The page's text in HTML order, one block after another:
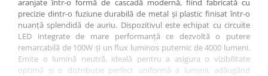
aranjate într-o formă de cascadă modernă, fiind fabricată cu
precizie dintr-o fuziune durabilă de metal și plastic finisat într-o
nuanță splendidă de auriu. Dispozitivul este echipat cu circuite
LED integrate de mare performanță ce dezvoltă o putere
remarcabilă de 100W și un flux luminos puternic de 4000 lumeni.
Emite o lumină neutră, ideală pentru a asigura o vizibilitate
optimă și o distribuție perfect uniformă a luminii, adăugând